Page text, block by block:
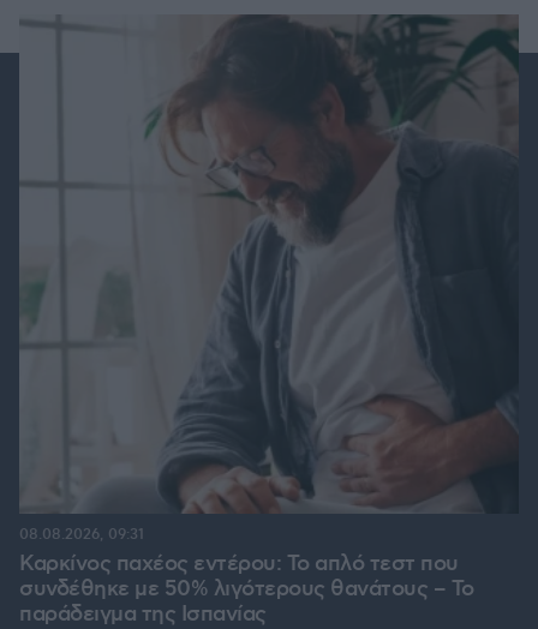
Καρκίνος παχέος εντέρου: Το απλό τεστ που
συνδέθηκε με 50% λιγότερους θανάτους – Το
παράδειγμα της Ισπανίας
08.08.2026, 09:31